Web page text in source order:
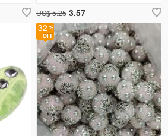
US$ 5.25 3.57
32